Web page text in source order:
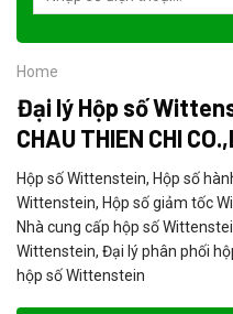
Home
Đại lý Hộp số
CHAU THIEN CHI
Hộp số Wittenstein, Hộp số
Wittenstein, Hộp số giảm tốc
Nhà cung cấp hộp số
Wittenstein, Đại lý phân phối
hộp số Wittenstein